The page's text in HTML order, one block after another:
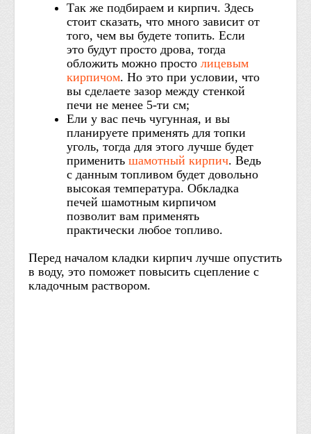
Так же подбираем и кирпич. Здесь
стоит сказать, что много зависит от
того, чем вы будете топить. Если
это будут просто дрова, тогда
обложить можно просто лицевым
кирпичом. Но это при условии, что
вы сделаете зазор между стенкой
печи не менее 5-ти см;
Ели у вас печь чугунная, и вы
планируете применять для топки
уголь, тогда для этого лучше будет
применить шамотный кирпич. Ведь
с данным топливом будет довольно
высокая температура. Обкладка
печей шамотным кирпичом
позволит вам применять
практически любое топливо.
Перед началом кладки кирпич лучше опустить
в воду, это поможет повысить сцепление с
кладочным раствором.